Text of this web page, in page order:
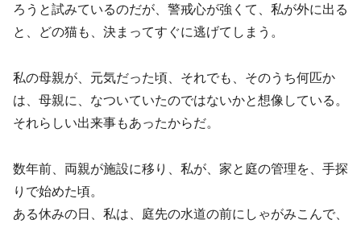
ろうと試みているのだが、警戒心が強くて、私が外に出る
と、どの猫も、決まってすぐに逃げてしまう。
私の母親が、元気だった頃、それでも、そのうち何匹か
は、母親に、なついていたのではないかと想像している。
それらしい出来事もあったからだ。
数年前、両親が施設に移り、私が、家と庭の管理を、手探
りで始めた頃。
ある休みの日、私は、庭先の水道の前にしゃがみこんで、